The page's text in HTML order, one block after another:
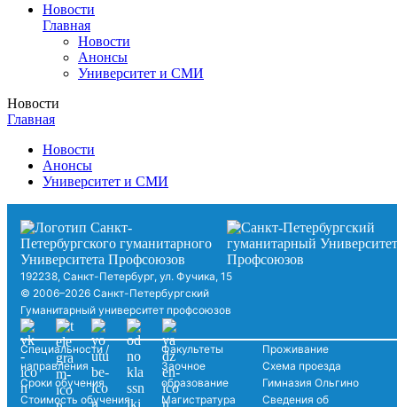
Новости
Главная
Новости
Анонсы
Университет и СМИ
Новости
Главная
Новости
Анонсы
Университет и СМИ
192238, Санкт-Петербург, ул. Фучика, 15
© 2006–2026 Санкт-Петербургский
Гуманитарный университет профсоюзов
Специальности /
направления
Сроки обучения
Стоимость обучения
Факультеты
Заочное
образование
Магистратура
Проживание
Схема проезда
Гимназия Ольгино
Сведения об